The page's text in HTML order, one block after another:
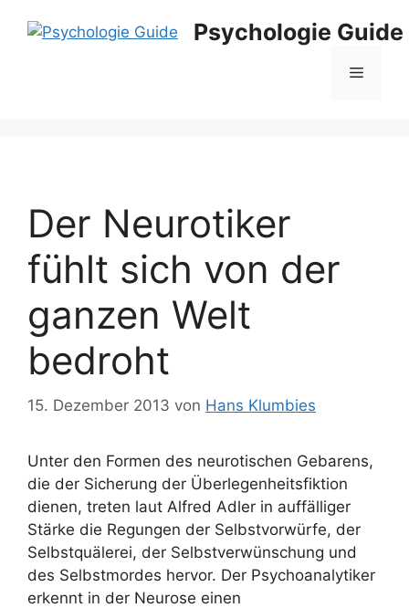
Inhalt
Psychologie Guide
Menü
Der Neurotiker
fühlt sich von der
ganzen Welt
bedroht
15. Dezember 2013 von Hans Klumbies
Unter den Formen des neurotischen Gebarens,
die der Sicherung der Überlegenheitsfiktion
dienen, treten laut Alfred Adler in auffälliger
Stärke die Regungen der Selbstvorwürfe, der
Selbstquälerei, der Selbstverwünschung und
des Selbstmordes hervor. Der Psychoanalytiker
erkennt in der Neurose einen